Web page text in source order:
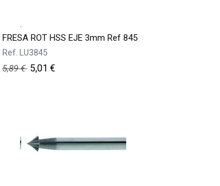
FRESA ROT HSS EJE 3mm Ref 845
Ref. LU3845
5,89€ 5,01 €